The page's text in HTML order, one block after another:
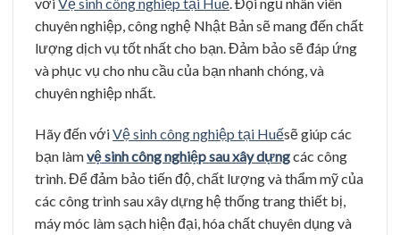
chuyên nghiệp, công nghệ Nhật Bản sẽ mang đến chất
lượng dịch vụ tốt nhất cho bạn. Đảm bảo sẽ đáp ứng
và phục vụ cho nhu cầu của bạn nhanh chóng, và
chuyên nghiệp nhất.
Hãy đến vớiVệ sinh công nghiệp tại Huếsẽ giúp các
bạn làmvệ sinh công nghiệp sau xây dựngcác công
trình. Để đảm bảo tiến độ, chất lượng và thẩm mỹ của
các công trình sau xây dựng hệ thống trang thiết bị,
máy móc làm sạch hiện đại, hóa chất chuyên dụng và